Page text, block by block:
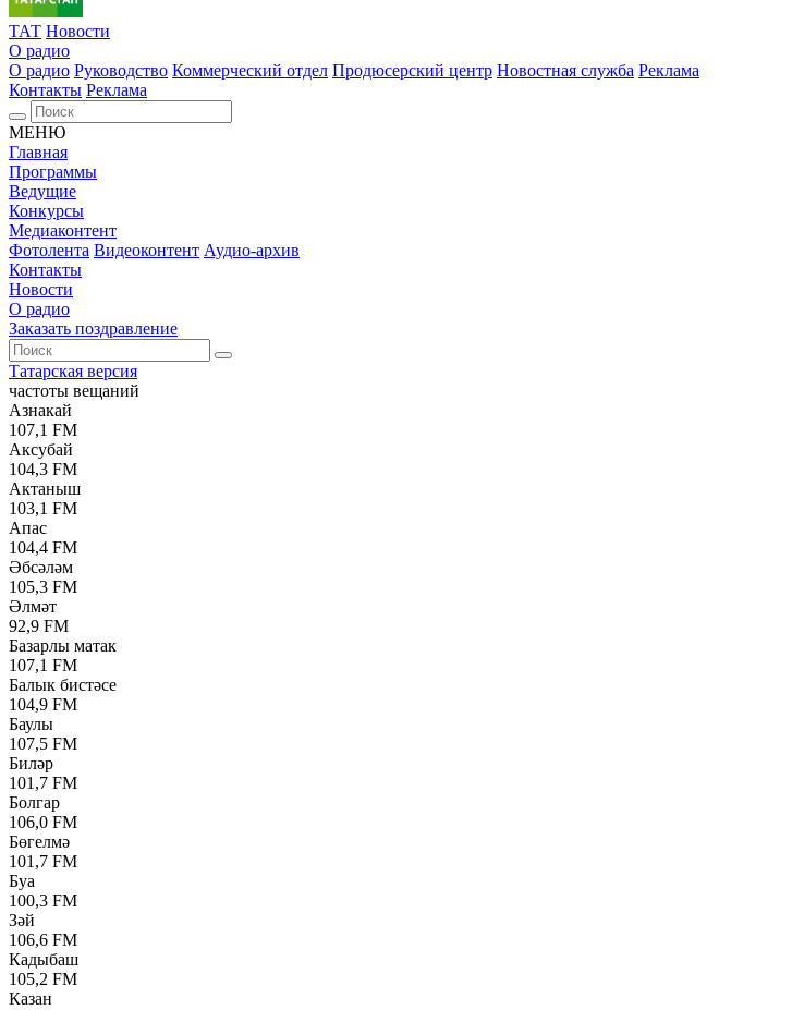
ТАТ Новости
О радио
О радио Руководство Коммерческий отдел Продюсерский центр Новостная служба Реклама
Контакты Реклама
МЕНЮ
Главная
Программы
Ведущие
Конкурсы
Медиаконтент
Фотолента Видеоконтент Аудио-архив
Контакты
Новости
О радио
Заказать поздравление
Татарская версия
частоты вещаний
Азнакай
107,1 FM
Аксубай
104,3 FM
Актаныш
103,1 FM
Апас
104,4 FM
Әбсәләм
105,3 FM
Әлмәт
92,9 FM
Базарлы матак
107,1 FM
Балык бистәсе
104,9 FM
Баулы
107,5 FM
Биләр
101,7 FM
Болгар
106,0 FM
Бөгелмә
101,7 FM
Буа
100,3 FM
Зәй
106,6 FM
Кадыбаш
105,2 FM
Казан